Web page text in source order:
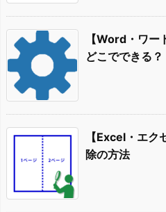
【Word・ワー
どこでできる？
【Excel・エ
除の方法